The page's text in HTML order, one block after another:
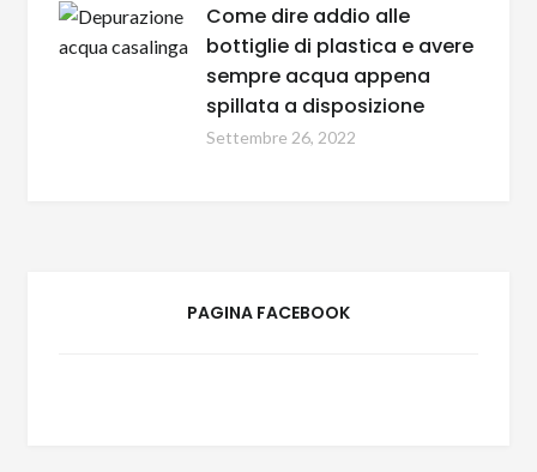
Come dire addio alle
bottiglie di plastica e avere
sempre acqua appena
spillata a disposizione
Settembre 26, 2022
PAGINA FACEBOOK